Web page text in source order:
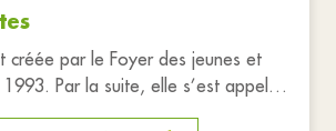
créée par le Foyer des jeunes et
Par la suite, elle s’est appelée